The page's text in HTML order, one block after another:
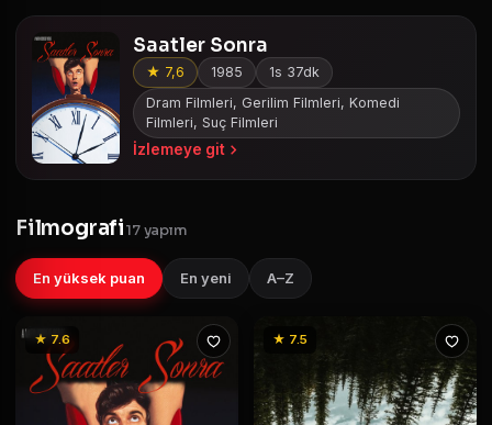
Saatler Sonra
★ 7,6 1985
1s 37dk
Dram Filmleri, Gerilim Filmleri, Komedi
Filmleri, Suç Filmleri
İzlemeye git
Filmografi17 yapım
En yüksek puan En yeni A–Z
★ 7.6 ★ 7.5